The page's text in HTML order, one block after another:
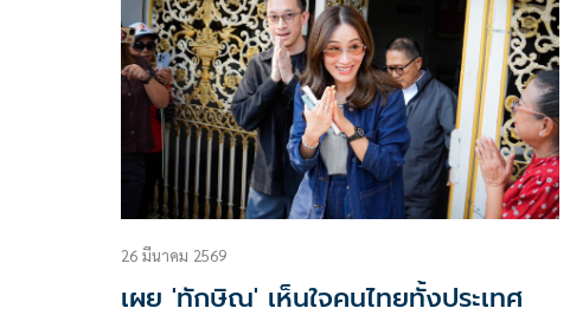
26 มีนาคม 2569
เผย 'ทักษิณ' เห็นใจคนไทยทั้งประเทศ